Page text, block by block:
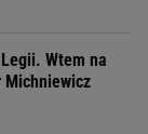
Wtem na
Michniewicz